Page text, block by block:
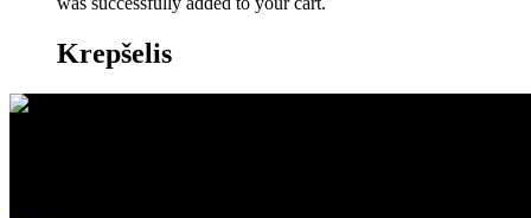
Krepšelis